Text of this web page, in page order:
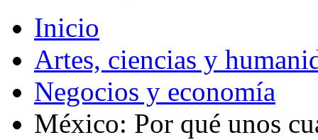
Inicio
Artes, ciencias y
Negocios y economía
México: Por qué unos